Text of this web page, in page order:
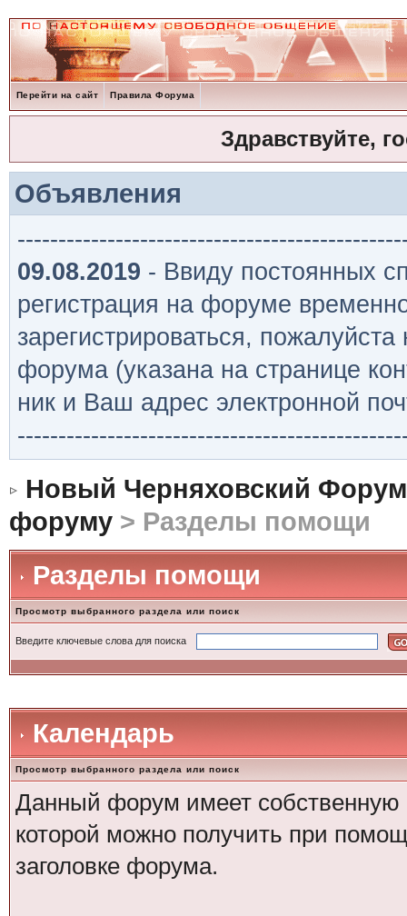
Перейти на сайт Правила Форума
Здравствуйте,
Объявления
09.08.2019 - Ввиду постоянных
регистрация на форуме
зарегистрироваться,
форума (указана на странице
ник и Ваш адрес электронной
Новый Черняховский Форум
форуму> Разделы помощи
Разделы помощи
Просмотр выбранного раздела или поиск
Введите ключевые слова для поиска
Календарь
Просмотр выбранного раздела или поиск
Данный форум имеет собственную
которой можно получить при
заголовке форума.